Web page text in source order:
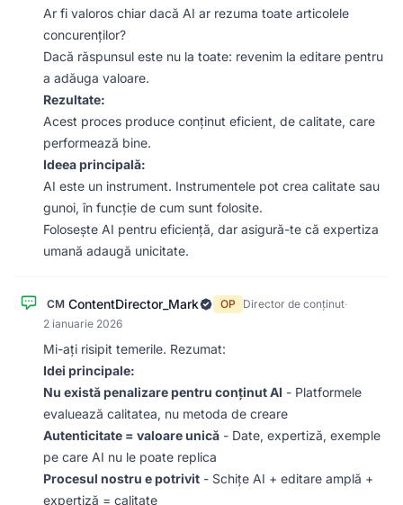
Ar fi valoros chiar dacă AI ar rezuma toate articolele
concurenților?
Dacă răspunsul este nu la toate: revenim la editare pentru
a adăuga valoare.
Rezultate:
Acest proces produce conținut eficient, de calitate, care
performează bine.
Ideea principală:
AI este un instrument. Instrumentele pot crea calitate sau
gunoi, în funcție de cum sunt folosite.
Folosește AI pentru eficiență, dar asigură-te că expertiza
umană adaugă unicitate.
CM ContentDirector_Mark OP Director de conținut·
2 ianuarie 2026
Mi-ați risipit temerile. Rezumat:
Idei principale:
Nu există penalizare pentru conținut AI - Platformele
evaluează calitatea, nu metoda de creare
Autenticitate = valoare unică - Date, expertiză, exemple
pe care AI nu le poate replica
Procesul nostru e potrivit - Schițe AI + editare amplă +
expertiză = calitate